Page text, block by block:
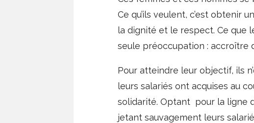
Ce qu’ils veulent, c’est obtenir
la dignité et le respect. Ce que
seule préoccupation : accroître
Pour atteindre leur objectif, ils
leurs salariés ont acquises au
solidarité. Optant pour la ligne
jetant sauvagement leurs